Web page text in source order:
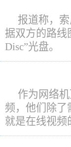
报道称，
据双方的路线
Disc”光盘。
作为网络
频，他们除了
就是在线视频